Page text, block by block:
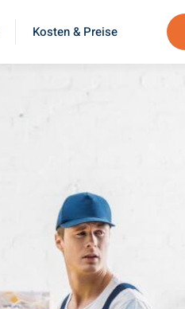
Kosten & Preise